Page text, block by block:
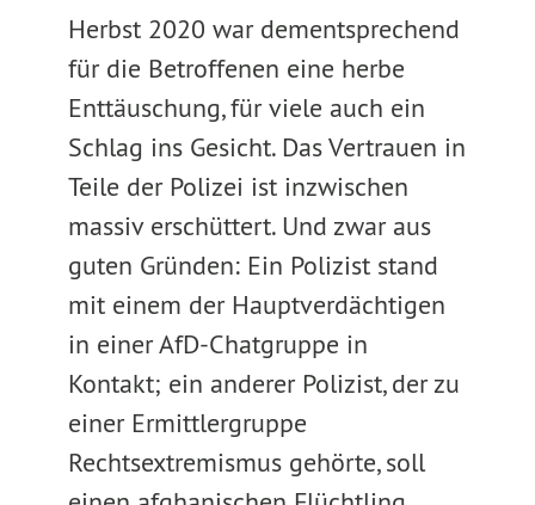
Herbst 2020 war dementsprechend
für die Betroffenen eine herbe
Enttäuschung, für viele auch ein
Schlag ins Gesicht. Das Vertrauen in
Teile der Polizei ist inzwischen
massiv erschüttert. Und zwar aus
guten Gründen: Ein Polizist stand
mit einem der Hauptverdächtigen
in einer AfD-Chatgruppe in
Kontakt; ein anderer Polizist, der zu
einer Ermittlergruppe
Rechtsextremismus gehörte, soll